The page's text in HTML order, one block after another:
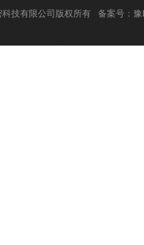
科技有限公司版权所有 备案号：